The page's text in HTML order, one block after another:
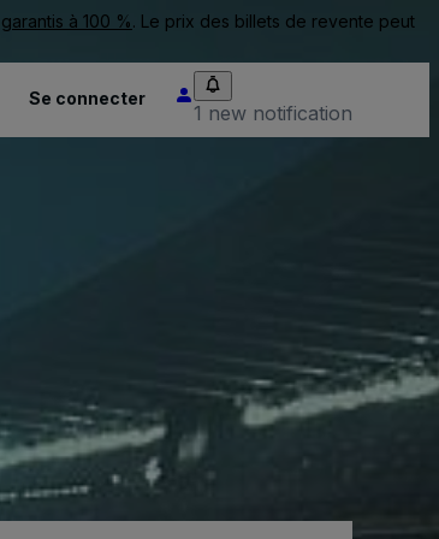
garantis à 100 %. Le prix des billets de revente peut
Se connecter
1 new notification